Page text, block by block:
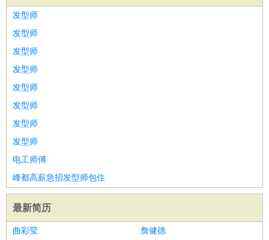
发型师
发型师
发型师
发型师
发型师
发型师
发型师
发型师
电工师傅
峰都高薪急招发型师包住
最新简历
曲彩莹
詹健德